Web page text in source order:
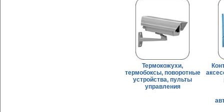
Термокожухи,
термобоксы, поворотные
устройства, пульты
управления